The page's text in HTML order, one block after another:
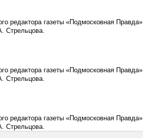
газеты «Подмосковная
Стрельцова.
газеты «Подмосковная
Стрельцова.
газеты «Подмосковная
Стрельцова.